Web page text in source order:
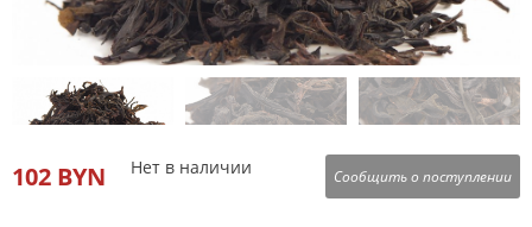
102 BYN Нет в наличии Сообщить о поступлении